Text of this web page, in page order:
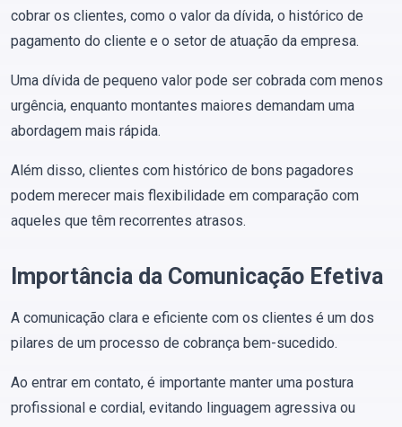
cobrar os clientes, como o valor da dívida, o histórico de
pagamento do cliente e o setor de atuação da empresa.
Uma dívida de pequeno valor pode ser cobrada com menos
urgência, enquanto montantes maiores demandam uma
abordagem mais rápida.
Além disso, clientes com histórico de bons pagadores
podem merecer mais flexibilidade em comparação com
aqueles que têm recorrentes atrasos​.
Importância da Comunicação Efetiva
A comunicação clara e eficiente com os clientes é um dos
pilares de um processo de cobrança bem-sucedido.
Ao entrar em contato, é importante manter uma postura
profissional e cordial, evitando linguagem agressiva ou